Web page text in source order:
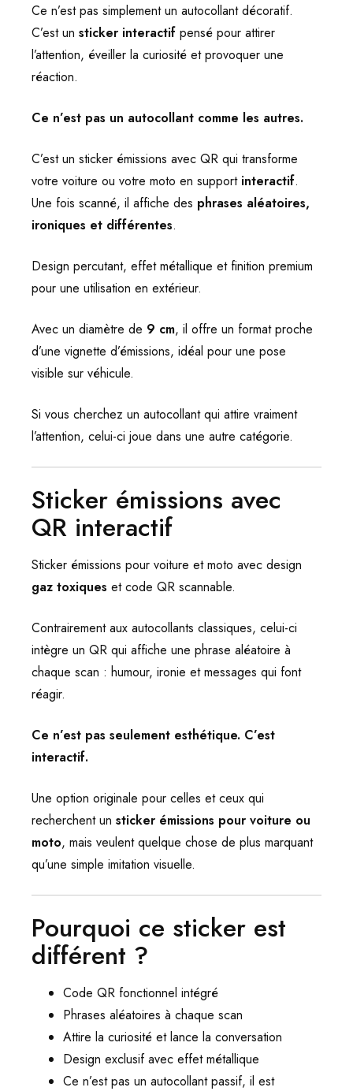
Ce n’est pas simplement un autocollant décoratif.
C’est un sticker interactif pensé pour attirer
l’attention, éveiller la curiosité et provoquer une
réaction.
Ce n’est pas un autocollant comme les autres.
C’est un sticker émissions avec QR qui transforme
votre voiture ou votre moto en support interactif.
Une fois scanné, il affiche des phrases aléatoires,
ironiques et différentes.
Design percutant, effet métallique et finition premium
pour une utilisation en extérieur.
Avec un diamètre de 9 cm, il offre un format proche
d’une vignette d’émissions, idéal pour une pose
visible sur véhicule.
Si vous cherchez un autocollant qui attire vraiment
l’attention, celui-ci joue dans une autre catégorie.
Sticker émissions avec
QR interactif
Sticker émissions pour voiture et moto avec design
gaz toxiques et code QR scannable.
Contrairement aux autocollants classiques, celui-ci
intègre un QR qui affiche une phrase aléatoire à
chaque scan : humour, ironie et messages qui font
réagir.
Ce n’est pas seulement esthétique. C’est
interactif.
Une option originale pour celles et ceux qui
recherchent un sticker émissions pour voiture ou
moto, mais veulent quelque chose de plus marquant
qu’une simple imitation visuelle.
Pourquoi ce sticker est
différent ?
Code QR fonctionnel intégré
Phrases aléatoires à chaque scan
Attire la curiosité et lance la conversation
Design exclusif avec effet métallique
Ce n’est pas un autocollant passif, il est